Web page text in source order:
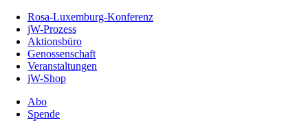
Inhalt
Seite
Rosa-Luxemburg-Konferenz
jW-Prozess
Aktionsbüro
Genossenschaft
Veranstaltungen
jW-Shop
Abo
Spende